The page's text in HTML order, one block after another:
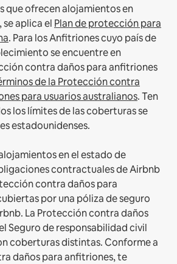
que ofrecen alojamientos en
aplica el Plan de protección para
. Para los Anfitriones cuyo país de
se encuentre en
contra daños para anfitriones
de la Protección contra
para usuarios australianos. Ten
los límites de las coberturas se
estadounidenses.
en el estado de
contractuales de Airbnb
contra daños para
por una póliza de seguro
La Protección contra daños
Seguro de responsabilidad civil
coberturas distintas. Conforme a
daños para anfitriones, te